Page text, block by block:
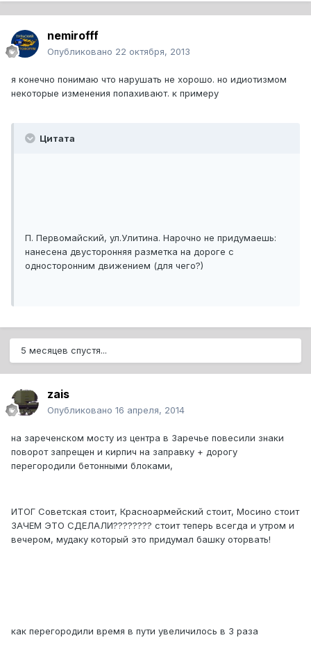
nemirofff
Опубликовано 22 октября, 2013
я конечно понимаю что нарушать не хорошо. но идиотизмом
некоторые изменения попахивают. к примеру
Цитата
П. Первомайский, ул.Улитина. Нарочно не придумаешь:
нанесена двусторонняя разметка на дороге с
односторонним движением (для чего?)
5 месяцев спустя...
zais
Опубликовано 16 апреля, 2014
на зареченском мосту из центра в Заречье повесили знаки
поворот запрещен и кирпич на заправку + дорогу
перегородили бетонными блоками,
ИТОГ Советская стоит, Красноармейский стоит, Мосино стоит
ЗАЧЕМ ЭТО СДЕЛАЛИ???????? стоит теперь всегда и утром и
вечером, мудаку который это придумал башку оторвать!
как перегородили время в пути увеличилось в 3 раза